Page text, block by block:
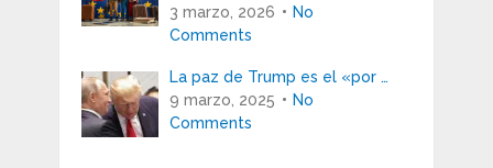
3 marzo, 2026
No
Comments
La paz de Trump es el «por …
9 marzo, 2025
No
Comments